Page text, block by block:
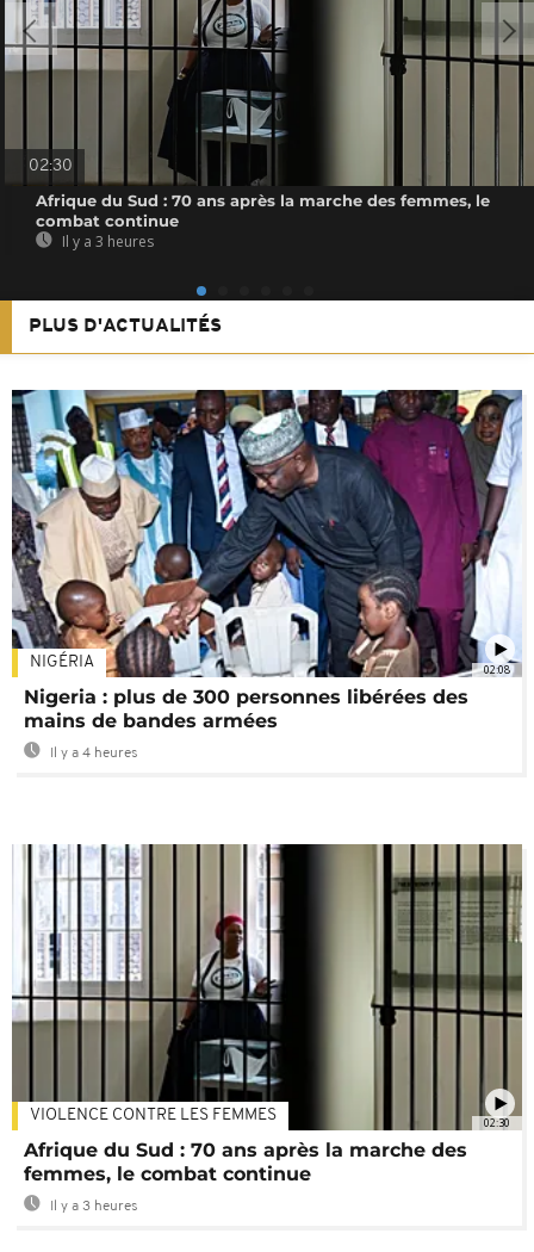
02:30
Afrique du Sud : 70 ans après la marche des femmes, le
combat continue
Il y a 3 heures
PLUS D'ACTUALITÉS
02:08
NIGÉRIA
Nigeria : plus de 300 personnes libérées des
mains de bandes armées
Il y a 4 heures
02:30
VIOLENCE CONTRE LES FEMMES
Afrique du Sud : 70 ans après la marche des
femmes, le combat continue
Il y a 3 heures